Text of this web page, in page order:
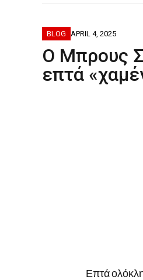
BLOG APRIL 4, 2025
Ο Μπρους
επτά
Επτά